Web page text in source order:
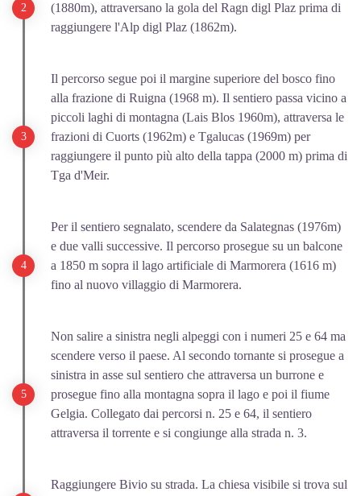
(1880m), attraversano la gola del Ragn digl Plaz prima di
raggiungere l'Alp digl Plaz (1862m).
Il percorso segue poi il margine superiore del bosco fino
alla frazione di Ruigna (1968 m). Il sentiero passa vicino a
piccoli laghi di montagna (Lais Blos 1960m), attraversa le
frazioni di Cuorts (1962m) e Tgalucas (1969m) per
raggiungere il punto più alto della tappa (2000 m) prima di
Tga d'Meir.
Per il sentiero segnalato, scendere da Salategnas (1976m)
e due valli successive. Il percorso prosegue su un balcone
a 1850 m sopra il lago artificiale di Marmorera (1616 m)
fino al nuovo villaggio di Marmorera.
Non salire a sinistra negli alpeggi con i numeri 25 e 64 ma
scendere verso il paese. Al secondo tornante si prosegue a
sinistra in asse sul sentiero che attraversa un burrone e
prosegue fino alla montagna sopra il lago e poi il fiume
Gelgia. Collegato dai percorsi n. 25 e 64, il sentiero
attraversa il torrente e si congiunge alla strada n. 3.
Raggiungere Bivio su strada. La chiesa visibile si trova sul